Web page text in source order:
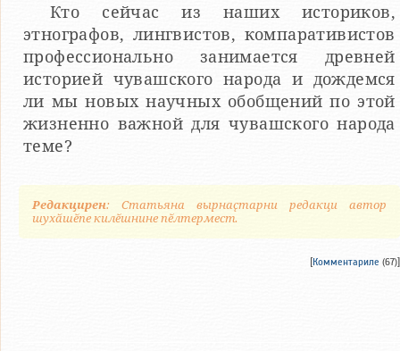
Кто сейчас из наших историков,
этнографов, лингвистов, компаративистов
профессионально занимается древней
историей чувашского народа и дождемся
ли мы новых научных обобщений по этой
жизненно важной для чувашского народа
теме?
Редакцирен: Статьяна вырнаҫтарни редакци автор
шухӑшӗпе килӗшнине пӗлтермест.
[Комментариле (67)]